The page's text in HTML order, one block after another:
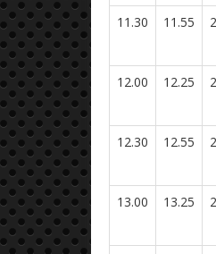
11.30 11.55
12.00 12.25
12.30 12.55
13.00 13.25